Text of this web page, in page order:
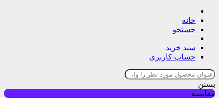
خانه
جستجو
سبد خرید
حساب کاربری
بستن
مقایسه